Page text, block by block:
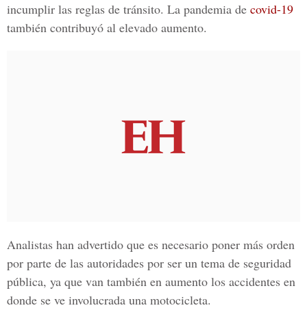
incumplir las reglas de tránsito. La pandemia de covid-19
también contribuyó al elevado aumento.
Analistas han advertido que es necesario poner más orden
por parte de las autoridades por ser un tema de seguridad
pública, ya que van también en aumento los accidentes en
donde se ve involucrada una motocicleta.